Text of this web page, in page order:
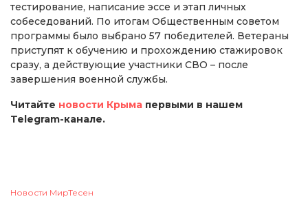
тестирование, написание эссе и этап личных
собеседований. По итогам Общественным советом
программы было выбрано 57 победителей. Ветераны
приступят к обучению и прохождению стажировок
сразу, а действующие участники СВО – после
завершения военной службы.
Читайте новости Крыма первыми в нашем
Telegram-канале.
Новости МирТесен